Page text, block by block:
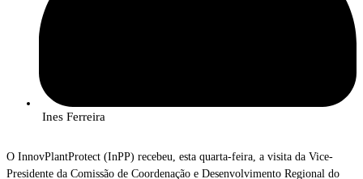
Ines Ferreira
O InnovPlantProtect (InPP) recebeu, esta quarta-feira, a visita da Vice-
Presidente da Comissão de Coordenação e Desenvolvimento Regional do